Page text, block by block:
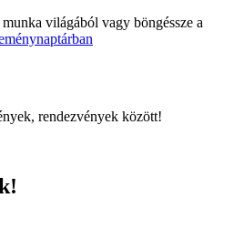
munka világából vagy böngéssze a
rendezvények között!